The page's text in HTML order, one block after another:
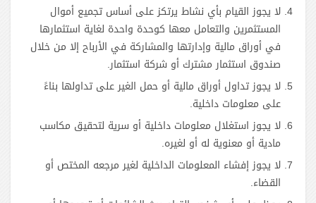
لا يجوز القيام بأي نشاط يرتكز على أساس تجميع أموال
المستثمرين والتعامل معها كوحدة واحدة لغاية استثمارها
في أوراق مالية وإدارتها والمشاركة في الأرباح إلا من خلال
صندوق استثمار مشترك أو شركة استثمار.
لا يجوز تداول أوراق مالية أو حمل الغير على تداولها بناءً
على معلومات داخلية.
لا يجوز استغلال معلومات داخلية أو سرية لتحقيق مكاسب
مادية أو معنوية له أو لغيره.
لا يجوز إفشاء المعلومات الداخلية لغير مرجعه المختص أو
القضاء.